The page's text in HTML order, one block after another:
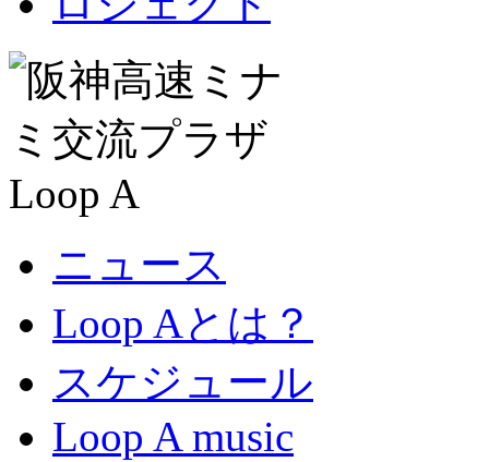
ニュース
Loop Aとは？
スケジュール
Loop A music